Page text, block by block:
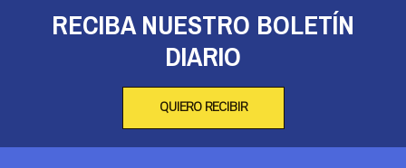
RECIBA NUESTRO BOLETÍN
DIARIO
QUIERO RECIBIR